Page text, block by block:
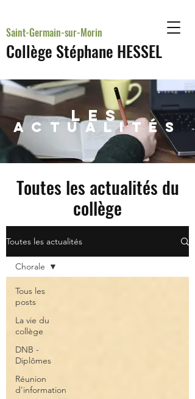
Collège Stéphane HESSEL
Saint-Germain-sur-Morin
LES
actualités
Toutes les actualités du
collège
Toutes les actualités
Tous les
posts
La vie du
collège
DNB -
Diplômes
Réunion
d'information
Chorale